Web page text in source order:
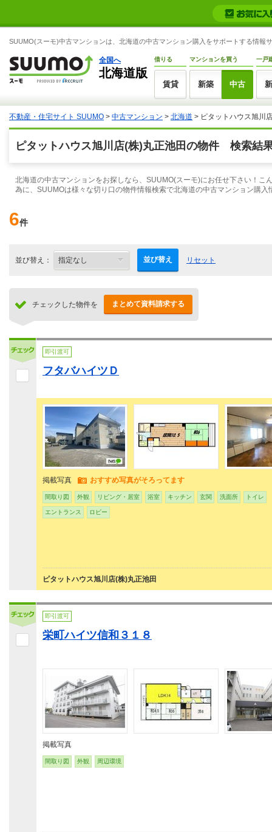
SUUMO(スーモ)中古マンションは、北海道の中古マンション購入をサポートする情報
全国へ
北海道版
借りる
賃貸
マンションを買う
新築 中古
一戸
不動産・住宅サイト SUUMO > 中古マンション > 北海道 > ピタットハウス旭川
ピタットハウス旭川店(株)丸正池田の物件 検索結
北海道の中古マンションをお探しなら、SUUMO(スーモ)にお任せ下さい！
為に、SUUMOは様々な切り口の物件情報検索で北海道の中古マンション購入
6件
並び替え： 並び替え リセット
チェックした物件を まとめて資料請求する
即引渡可
フタバハイツＤ
掲載写真 おすすめ写真がそろってます
間取り図 外観 リビング・居室 浴室 キッチン 玄関 洗面所 トイレ
エントランス ロビー
ピタットハウス旭川店(株)丸正池田
即引渡可
栄町ハイツ信和３１８
掲載写真
間取り図 外観 周辺環境